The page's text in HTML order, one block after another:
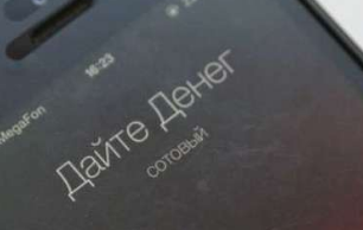
в Волгограде: девушка
женщину с ножом
в Волгограде: в Центральном
„Арбузный переполох“